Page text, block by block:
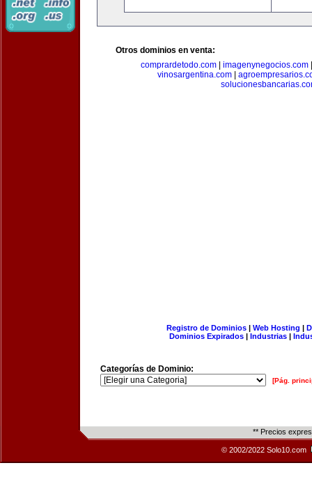
Otros dominios en venta:
comprardetodo.com
imagenynegocios.com
vinosargentina.com|
Registro de Dominios| Web Hosting |
Dominios Expirados | Industrias |
Categorías de Dominio:
[Pág.
** Precios
© 2002/2022 Solo10.com